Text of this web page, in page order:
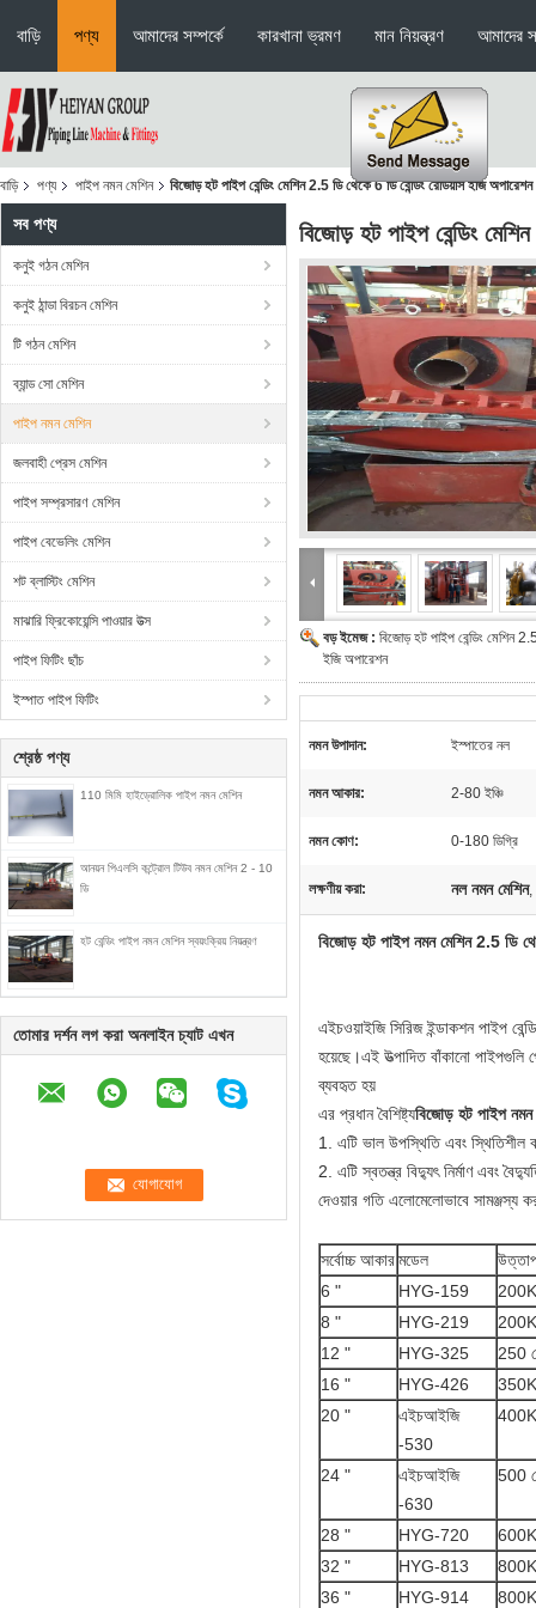
বাড়ি পণ্য আমাদের সম্পর্কে কারখানা ভ্রমণ মান নিয়ন্ত্রণ আমাদের
বাড়ি পণ্য পাইপ নমন মেশিন বিজোড় হট পাইপ বেন্ডিং মেশিন 2.5 ডি থেকে 6 ডি বেন্ডিং রেডিয়াস ইজি অপারেশন
সব পণ্য
কনুই গঠন মেশিন
কনুই ঠান্ডা বিরচন মেশিন
টি গঠন মেশিন
ব্যান্ড সো মেশিন
পাইপ নমন মেশিন
জলবাহী প্রেস মেশিন
পাইপ সম্প্রসারণ মেশিন
পাইপ বেভেলিং মেশিন
শট ব্লাস্টিং মেশিন
মাঝারি ফ্রিকোয়েন্সি পাওয়ার উত্স
পাইপ ফিটিং ছাঁচ
ইস্পাত পাইপ ফিটিং
শ্রেষ্ঠ পণ্য
110 মিমি হাইড্রোলিক পাইপ নমন মেশিন
আনয়ন পিএলসি কন্ট্রোল টিউব নমন মেশিন 2 - 10
ডি
হট বেন্ডিং পাইপ নমন মেশিন স্বয়ংক্রিয় নিয়ন্ত্রণ
তোমার দর্শন লগ করা অনলাইন চ্যাট এখন
বিজোড় হট পাইপ বেন্ডিং
বড় ইমেজ : বিজোড় হট পাইপ বেন্ডিং মেশিন
ইজি অপারেশন
নমন উপাদান: ইস্পাতের নল
নমন আকার: 2-80 ইঞ্চি
নমন কোণ: 0-180 ডিগ্রি
লক্ষণীয় করা: নল নমন মেশিন,
বিজোড় হট পাইপ নমন মেশিন 2.5 ডি
এইচওয়াইজি সিরিজ ইন্ডাকশন পাইপ
হয়েছে।এই উত্পাদিত বাঁকানো পাইপগুলি
ব্যবহৃত হয়
এর প্রধান বৈশিষ্ট্যবিজোড় হট পাইপ
1. এটি ভাল উপস্থিতি এবং স্থিতিশীল
2. এটি স্বতন্ত্র বিদ্যুৎ নির্মাণ এবং
দেওয়ার গতি এলোমেলোভাবে সামঞ্জস্য
সর্বোচ্চ আকারমডেল
6 "
HYG-159
8 "
HYG-219
12 "
HYG-325
250
16 "
HYG-426
20 "
এইচআইজি
-530
24 "
এইচআইজি
-630
500
28 " HYG-720
32 "
HYG-813
36 "
HYG-914